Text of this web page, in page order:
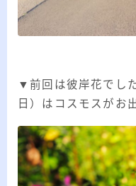
▼前回は彼岸花でし
日）はコスモスがお